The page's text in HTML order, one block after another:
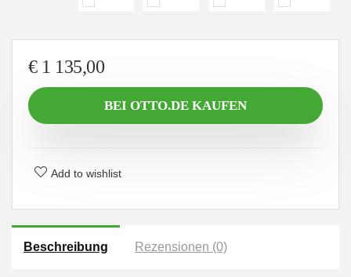
€1 135,00
BEI OTTO.DE KAUFEN
Add to wishlist
Beschreibung Rezensionen (0)